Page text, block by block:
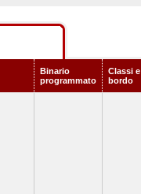
Binario
programmato
Classi
bordo